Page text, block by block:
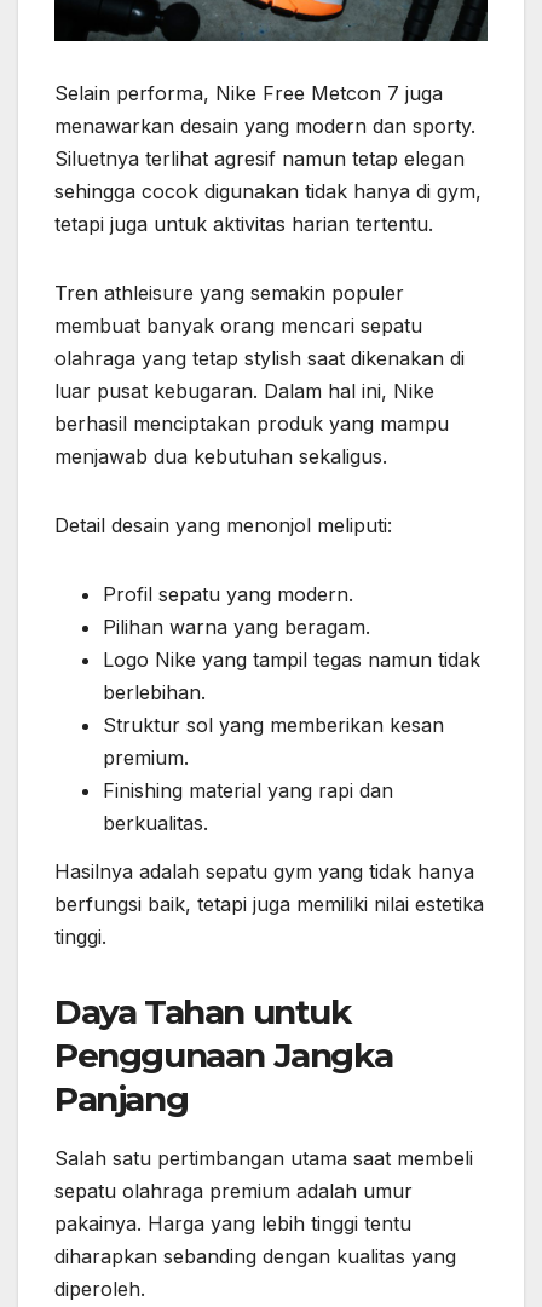
Selain performa, Nike Free Metcon 7 juga
menawarkan desain yang modern dan sporty.
Siluetnya terlihat agresif namun tetap elegan
sehingga cocok digunakan tidak hanya di gym,
tetapi juga untuk aktivitas harian tertentu.
Tren athleisure yang semakin populer
membuat banyak orang mencari sepatu
olahraga yang tetap stylish saat dikenakan di
luar pusat kebugaran. Dalam hal ini, Nike
berhasil menciptakan produk yang mampu
menjawab dua kebutuhan sekaligus.
Detail desain yang menonjol meliputi:
Profil sepatu yang modern.
Pilihan warna yang beragam.
Logo Nike yang tampil tegas namun tidak
berlebihan.
Struktur sol yang memberikan kesan
premium.
Finishing material yang rapi dan
berkualitas.
Hasilnya adalah sepatu gym yang tidak hanya
berfungsi baik, tetapi juga memiliki nilai estetika
tinggi.
Daya Tahan untuk
Penggunaan Jangka
Panjang
Salah satu pertimbangan utama saat membeli
sepatu olahraga premium adalah umur
pakainya. Harga yang lebih tinggi tentu
diharapkan sebanding dengan kualitas yang
diperoleh.